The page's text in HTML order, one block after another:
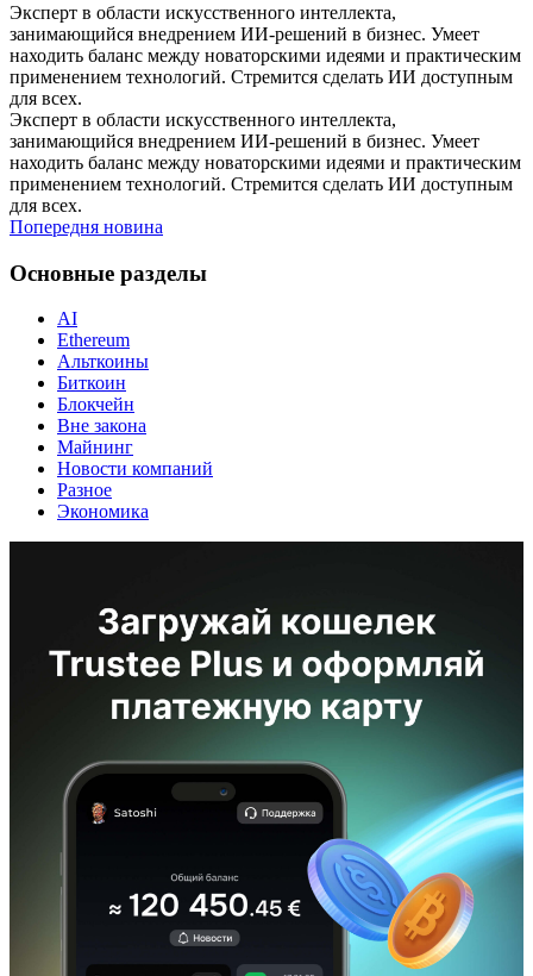
Эксперт в области искусственного интеллекта,
занимающийся внедрением ИИ-решений в бизнес. Умеет
находить баланс между новаторскими идеями и практическим
применением технологий. Стремится сделать ИИ доступным
для всех.
Эксперт в области искусственного интеллекта,
занимающийся внедрением ИИ-решений в бизнес. Умеет
находить баланс между новаторскими идеями и практическим
применением технологий. Стремится сделать ИИ доступным
для всех.
Попередня новина
Основные разделы
AI
Ethereum
Альткоины
Биткоин
Блокчейн
Вне закона
Майнинг
Новости компаний
Разное
Экономика